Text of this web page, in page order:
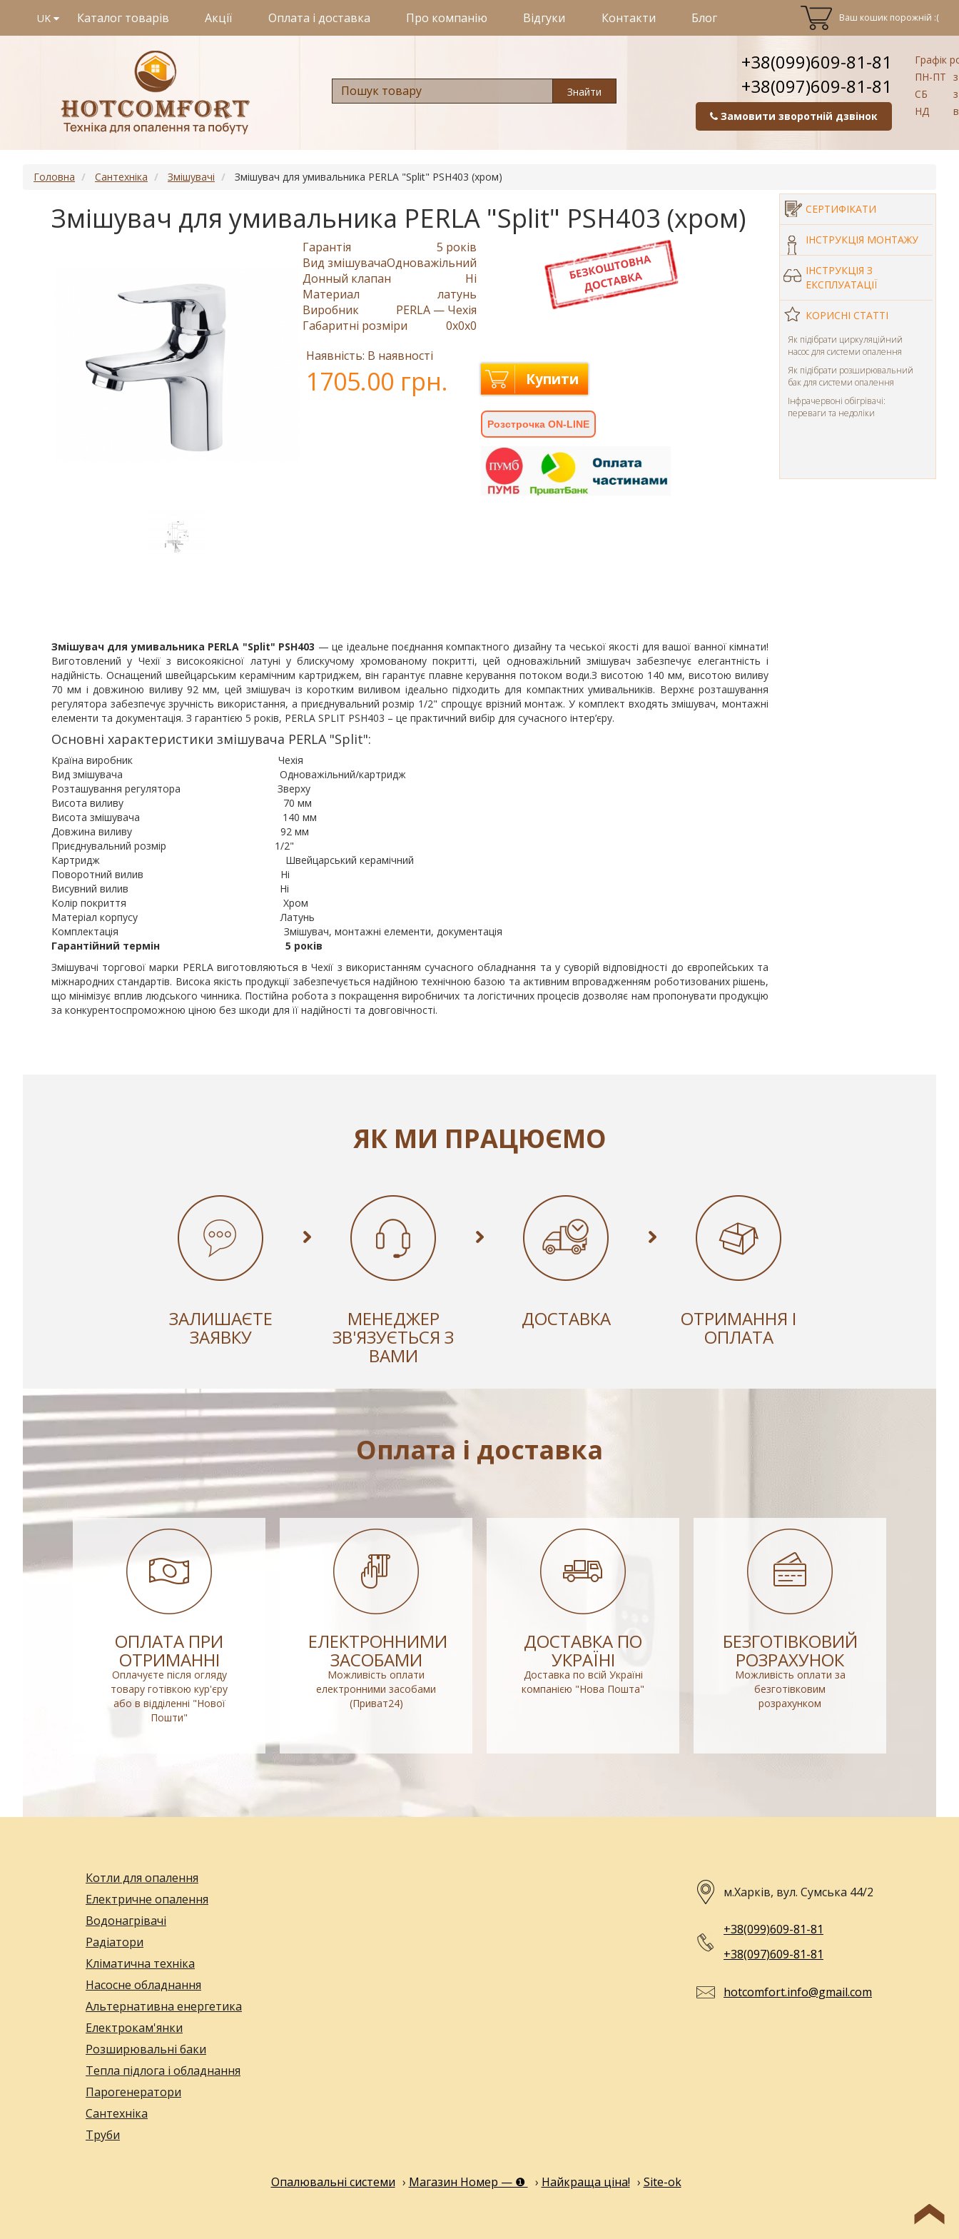
UK Каталог товарів Акції Оплата і доставка Про компанію Відгуки Контакти Блог Ваш кошик порожній :(
Знайти
+38(099)609-81-81
+38(097)609-81-81
Замовити зворотній дзвінок
Графік
ПН-ПТ
СБ
НД
Головна Сантехніка Змішувачі Змішувач для умивальника PERLA "Split" PSH403 (хром)
Змішувач для умивальника PERLA "Split" PSH403 (хром)
Гарантія
5 років
Вид змішувачаОдноважільний
Донный клапан
Ні
Материал
латунь
Виробник
PERLA — Чехія
Габаритні розміри
0x0x0
Наявність: В наявності
1705.00 грн. Купити
Розстрочка ON-LINE
СЕРТИФІКАТИ
ІНСТРУКЦІЯ МОНТАЖУ
ІНСТРУКЦІЯ З
ЕКСПЛУАТАЦІЇ
КОРИСНІ СТАТТІ
Як підібрати циркуляційний
насос для системи опалення
Як підібрати розширювальний
бак для системи опалення
Інфрачервоні обігрівачі:
переваги та недоліки
Змішувач для умивальника PERLA "Split" PSH403 — це ідеальне поєднання компактного дизайну та чеської якості для вашої ванної кімнати!
Виготовлений у Чехії з високоякісної латуні у блискучому хромованому покритті, цей одноважільний змішувач забезпечує елегантність і
надійність. Оснащений швейцарським керамічним картриджем, він гарантує плавне керування потоком води.З висотою 140 мм, висотою виливу
70 мм і довжиною виливу 92 мм, цей змішувач із коротким виливом ідеально підходить для компактних умивальників. Верхнє розташування
регулятора забезпечує зручність використання, а приєднувальний розмір 1/2" спрощує врізний монтаж. У комплект входять змішувач, монтажні
елементи та документація. З гарантією 5 років, PERLA SPLIT PSH403 – це практичний вибір для сучасного інтер’єру.
Основні характеристики змішувача PERLA "Split":
Країна виробник Чехія
Вид змішувача Одноважільний/картридж
Розташування регулятора Зверху
Висота виливу 70 мм
Висота змішувача 140 мм
Довжина виливу 92 мм
Приєднувальний розмір 1/2"
Картридж Швейцарський керамічний
Поворотний вилив Ні
Висувний вилив Ні
Колір покриття Хром
Матеріал корпусу Латунь
Комплектація Змішувач, монтажні елементи, документація
Гарантійний термін 5 років
Змішувачі торгової марки PERLA виготовляються в Чехії з використанням сучасного обладнання та у суворій відповідності до європейських та
міжнародних стандартів. Висока якість продукції забезпечується надійною технічною базою та активним впровадженням роботизованих рішень,
що мінімізує вплив людського чинника. Постійна робота з покращення виробничих та логістичних процесів дозволяє нам пропонувати продукцію
за конкурентоспроможною ціною без шкоди для її надійності та довговічності.
ЯК МИ ПРАЦЮЄМО
ЗАЛИШАЄТЕ
ЗАЯВКУ
МЕНЕДЖЕР
ЗВ'ЯЗУЄТЬСЯ З
ВАМИ
ДОСТАВКА ОТРИМАННЯ І
ОПЛАТА
Оплата і доставка
ОПЛАТА ПРИ
ОТРИМАННІ
Оплачуєте після огляду
товару готівкою кур'єру
або в відділенні "Нової
Пошти"
ЕЛЕКТРОННИМИ
ЗАСОБАМИ
Можливість оплати
електронними засобами
(Приват24)
ДОСТАВКА ПО
УКРАЇНІ
Доставка по всій Україні
компанією "Нова Пошта"
БЕЗГОТІВКОВИЙ
РОЗРАХУНОК
Можливість оплати за
безготівковим
розрахунком
Котли для опалення
Електричне опалення
Водонагрівачі
Радіатори
Кліматична техніка
Насосне обладнання
Альтернативна енергетика
Електрокам'янки
Розширювальні баки
Тепла підлога і обладнання
Парогенератори
Сантехніка
Труби
м.Харків, вул. Сумська 44/2
+38(099)609-81-81
+38(097)609-81-81
hotcomfort.info@gmail.com
Опалювальні системи › Магазин Номер — ❶ › Найкраща ціна! › Site-ok